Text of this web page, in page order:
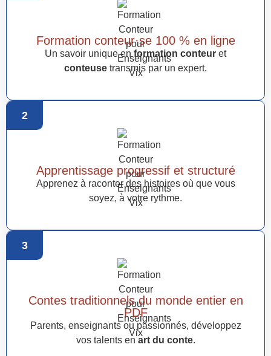
Formation conteur·se 100 % en ligne
Un savoir unique en formation conteur et
conteuse transmis par un expert.
2
Apprentissage progressif et structuré
Apprenez à raconter des histoires où que vous
soyez, à votre rythme.
3
Contes traditionnels du monde entier en
PDF
Parents, enseignants ou passionnés, développez
vos talents en art du conte.